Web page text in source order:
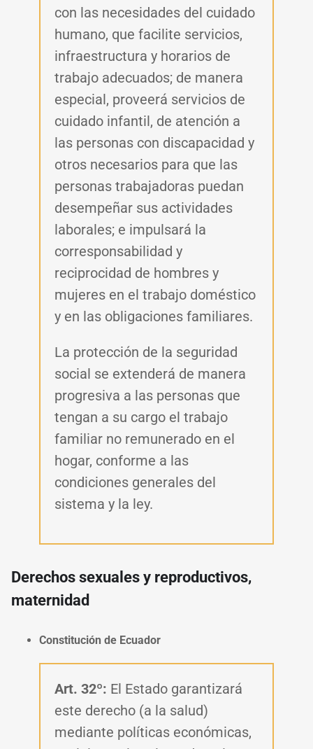
con las necesidades del cuidado
humano, que facilite servicios,
infraestructura y horarios de
trabajo adecuados; de manera
especial, proveerá servicios de
cuidado infantil, de atención a
las personas con discapacidad y
otros necesarios para que las
personas trabajadoras puedan
desempeñar sus actividades
laborales; e impulsará la
corresponsabilidad y
reciprocidad de hombres y
mujeres en el trabajo doméstico
y en las obligaciones familiares.
La protección de la seguridad
social se extenderá de manera
progresiva a las personas que
tengan a su cargo el trabajo
familiar no remunerado en el
hogar, conforme a las
condiciones generales del
sistema y la ley.
Derechos sexuales y reproductivos,
maternidad
Constitución de Ecuador
Art. 32º: El Estado garantizará
este derecho (a la salud)
mediante políticas económicas,